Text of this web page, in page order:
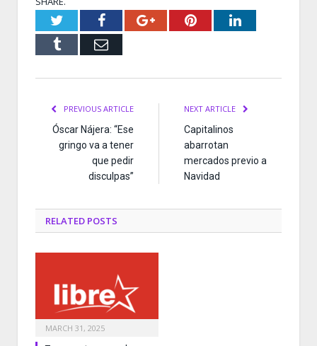
TwitterFacebookGoogle+PinterestLinkedIn
Tumblr Email
PREVIOUS ARTICLE
Óscar Nájera: “Ese
gringo va a tener
que pedir
disculpas”
NEXT ARTICLE
Capitalinos
abarrotan
mercados previo a
Navidad
RELATED POSTS
MARCH 31, 2025